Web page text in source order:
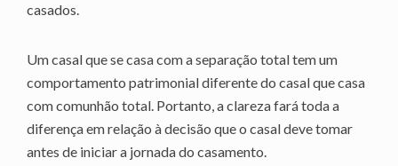
casados.
Um casal que se casa com a separação total tem um
comportamento patrimonial diferente do casal que casa
com comunhão total. Portanto, a clareza fará toda a
diferença em relação à decisão que o casal deve tomar
antes de iniciar a jornada do casamento.